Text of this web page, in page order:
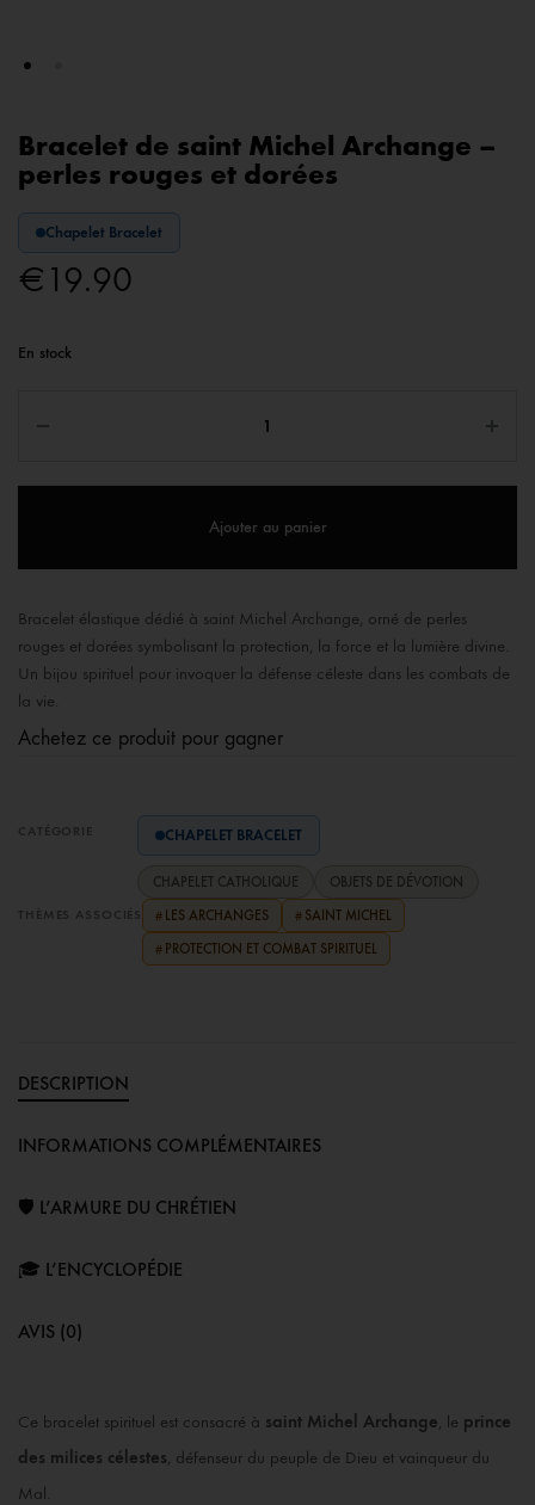
Bracelet de saint Michel Archange –
perles rouges et dorées
Chapelet Bracelet
€ 19.90
En stock
Ajouter au panier
Bracelet élastique dédié à saint Michel Archange, orné de perles
rouges et dorées symbolisant la protection, la force et la lumière divine.
Un bijou spirituel pour invoquer la défense céleste dans les combats de
la vie.
Achetez ce produit pour gagner
CATÉGORIE CHAPELET BRACELET
CHAPELET CATHOLIQUE OBJETS DE DÉVOTION
THÈMES ASSOCIÉS # LES ARCHANGES # SAINT MICHEL
# PROTECTION ET COMBAT SPIRITUEL
DESCRIPTION
INFORMATIONS COMPLÉMENTAIRES
🛡️ L’ARMURE DU CHRÉTIEN
🎓 L’ENCYCLOPÉDIE
AVIS (0)
Ce bracelet spirituel est consacré à saint Michel Archange, le prince
des milices célestes, défenseur du peuple de Dieu et vainqueur du
Mal.